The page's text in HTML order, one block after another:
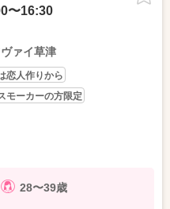
〜16:30
ァイ草津
恋人作りから
モーカーの方限定
28〜39歳